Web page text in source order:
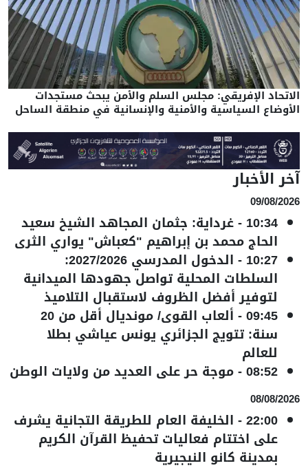
الاتحاد الإفريقي: مجلس السلم والأمن يبحث مستجدات
الأوضاع السياسية والأمنية والإنسانية في منطقة الساحل
آخر الأخبار
09/08/2026
10:34
-غرداية: جثمان المجاهد الشيخ سعيد
الحاج محمد بن إبراهيم "كعباش" يواري الثرى
10:27
- الدخول المدرسي 2027/2026:
السلطات المحلية تواصل جهودها الميدانية
لتوفير أفضل الظروف لاستقبال التلاميذ
09:45
- ألعاب القوى/ مونديال أقل من 20
سنة: تتويج الجزائري يونس عياشي بطلا
للعالم
08:52
-موجة حر على العديد من ولايات الوطن
08/08/2026
22:00
- الخليفة العام للطريقة التجانية يشرف
على اختتام فعاليات تحفيظ القرآن الكريم
بمدينة كانو النيجيرية